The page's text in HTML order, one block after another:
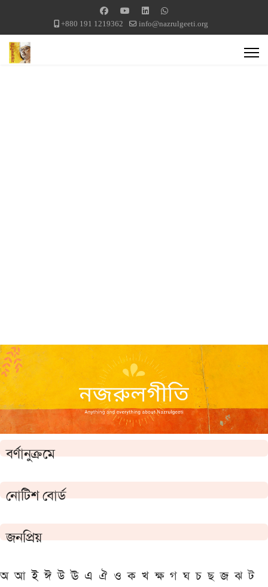
+880 191 1219362 info@nazrulgeeti.org
বর্ণানুক্রমে
নোটিশ বোর্ড
জনপ্রিয়
অ আ ই ঈ উ ঊ এ ঐ ও ক খ ক্ষ গ ঘ চ ছ জ ঝ ট